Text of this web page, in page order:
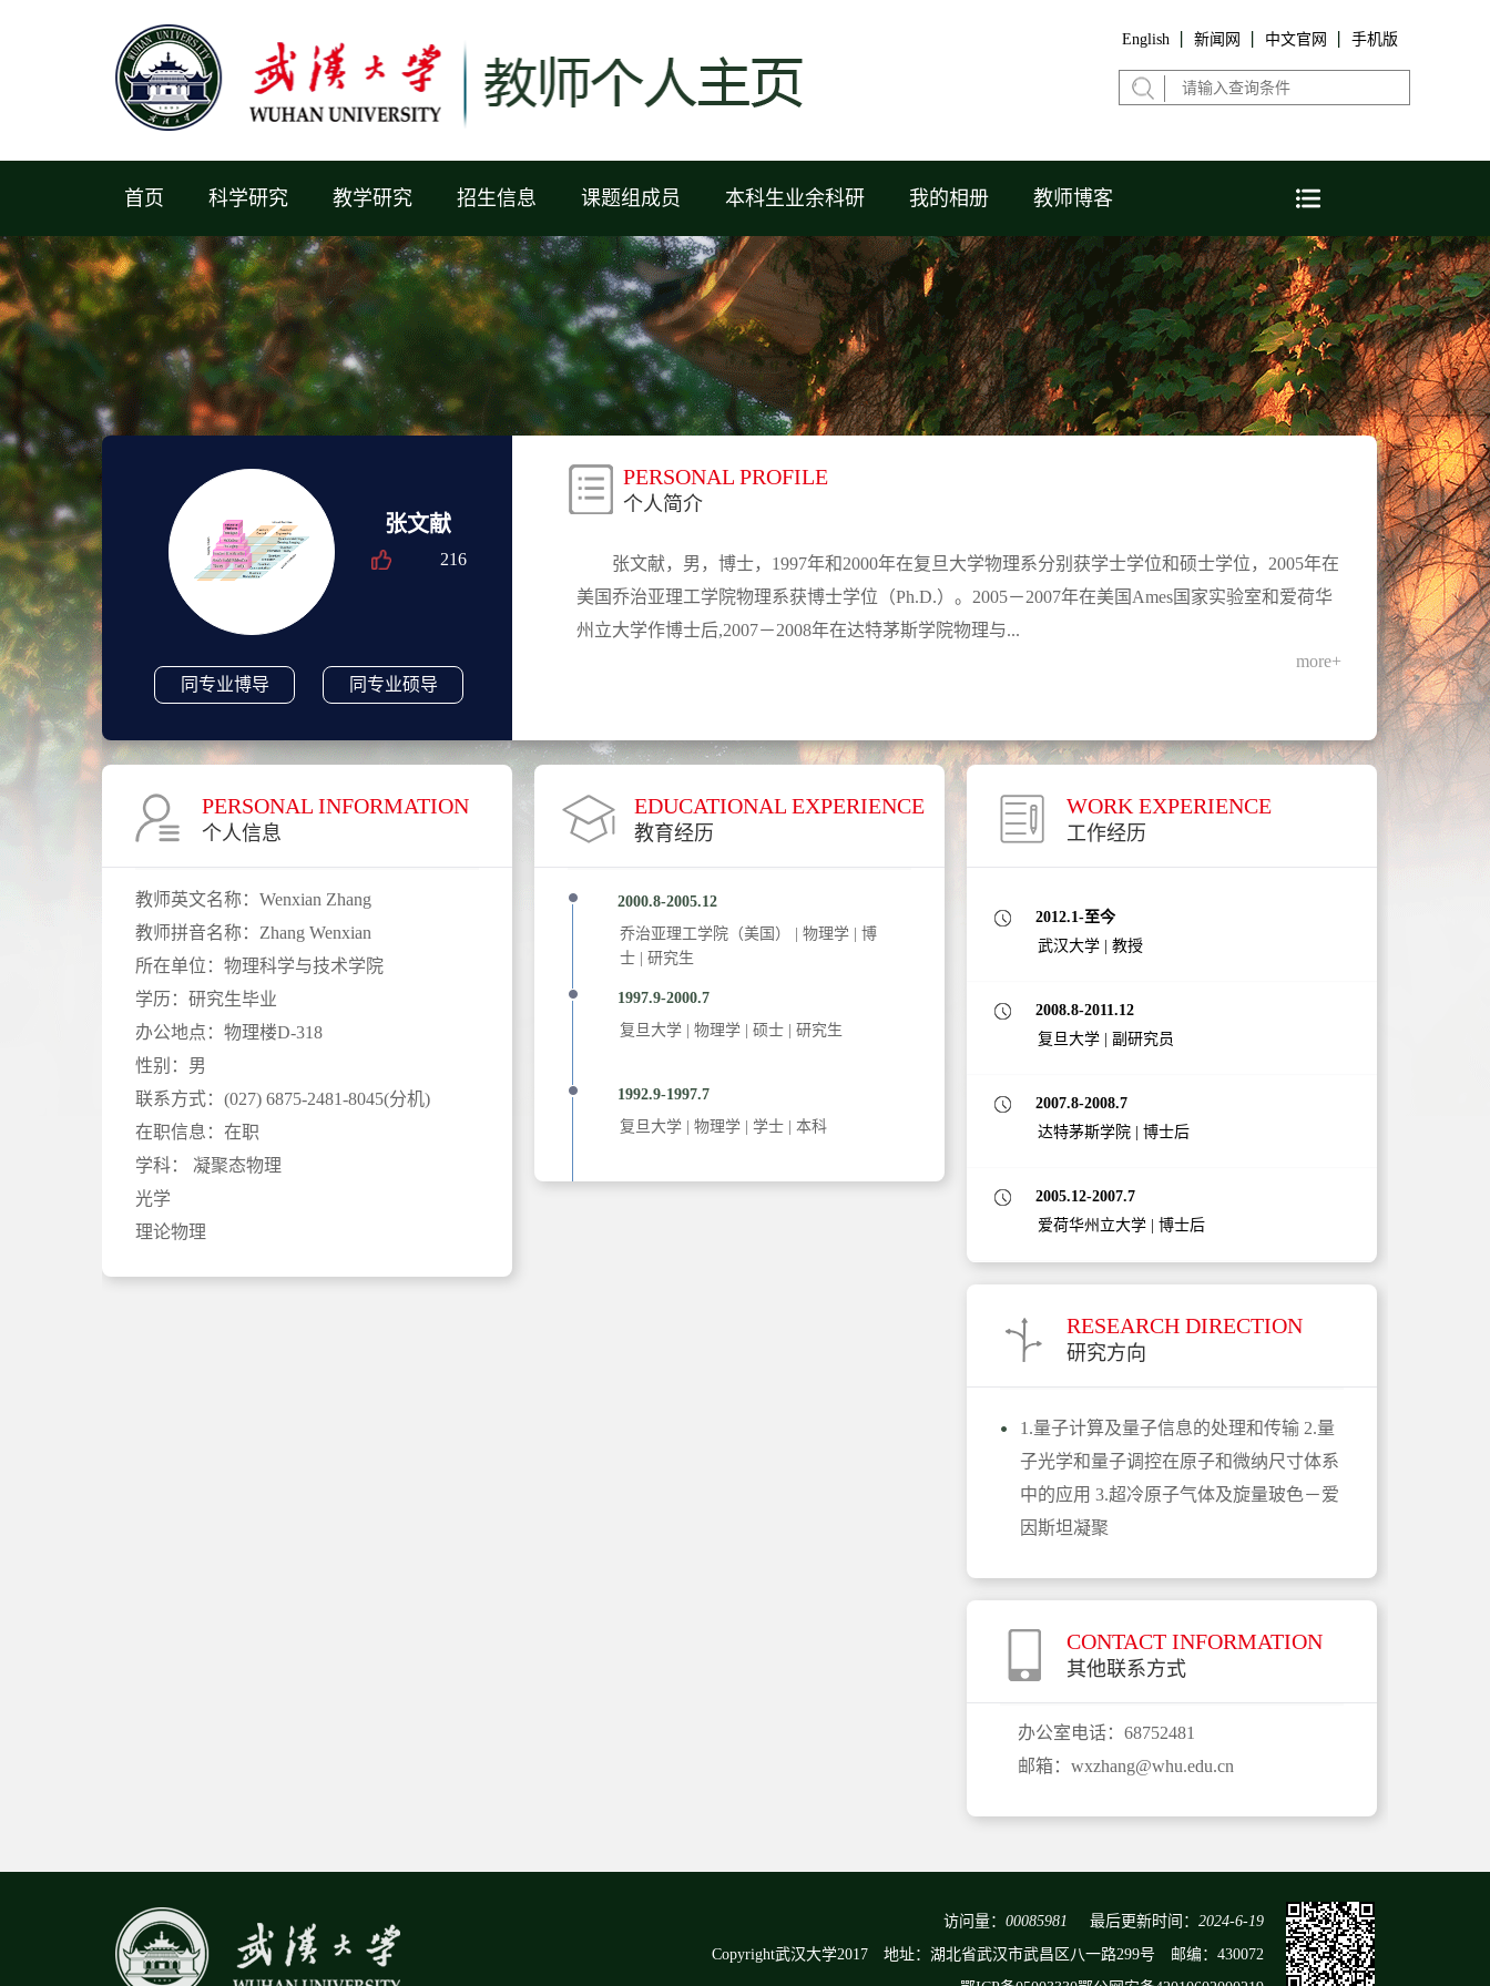
English 新闻网 中文官网 手机版
首页 科学研究 教学研究 招生信息 课题组成员 本科生业余科研 我的相册 教师博客
张文献
216
同专业博导 同专业硕导
PERSONAL PROFILE
个人简介
张文献，男，博士，1997年和2000年在复旦大学物理系分别获学士学位和硕士学位，2005年在
美国乔治亚理工学院物理系获博士学位（Ph.D.）。2005－2007年在美国Ames国家实验室和爱荷华
州立大学作博士后,2007－2008年在达特茅斯学院物理与...
more+
PERSONAL INFORMATION
个人信息
教师英文名称： Wenxian Zhang
教师拼音名称： Zhang Wenxian
所在单位： 物理科学与技术学院
学历： 研究生毕业
办公地点： 物理楼D-318
性别： 男
联系方式： (027) 6875-2481-8045(分机)
在职信息： 在职
学科： 凝聚态物理
光学
理论物理
EDUCATIONAL EXPERIENCE
教育经历
2000.8-2005.12
乔治亚理工学院（美国）
物理学 | 博
士 | 研究生
1997.9-2000.7
复旦大学
物理学 | 硕士 | 研究生
1992.9-1997.7
复旦大学
物理学 | 学士 | 本科
WORK EXPERIENCE
工作经历
2012.1-至今
武汉大学
教授
2008.8-2011.12
复旦大学
副研究员
2007.8-2008.7
达特茅斯学院
博士后
2005.12-2007.7
爱荷华州立大学
博士后
RESEARCH DIRECTION
研究方向
1.量子计算及量子信息的处理和传输 2.量
子光学和量子调控在原子和微纳尺寸体系
中的应用 3.超冷原子气体及旋量玻色－爱
因斯坦凝聚
CONTACT INFORMATION
其他联系方式
办公室电话： 68752481
邮箱： wxzhang@whu.edu.cn
访问量： 00085981 最后更新时间： 2024-6-19
Copyright武汉大学2017 地址：湖北省武汉市武昌区八一路299号 邮编：430072